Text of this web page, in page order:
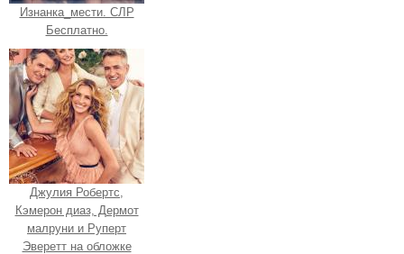
Изнанка_мести. СЛР
Бесплатно.
Джулия Робертс,
Кэмерон диаз, Дермот
малруни и Руперт
Эверетт на обложке